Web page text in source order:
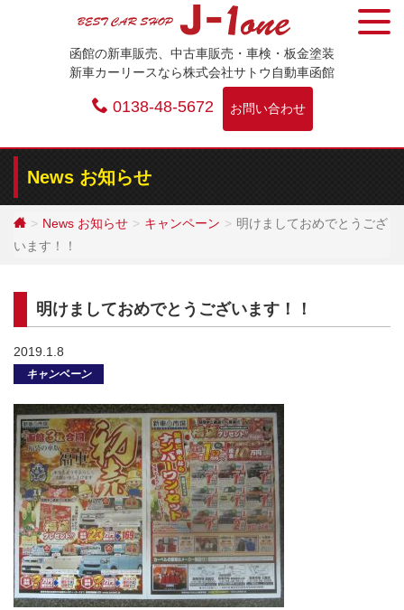
函館の新車販売、中古車販売・車検・板金塗装
新車カーリースなら株式会社サトウ自動車函館
0138-48-5672 お問い合わせ
News お知らせ
News お知らせ キャンペーン
明けましておめでとうござ
います！！
明けましておめでとうございます！！
2019.1.8
キャンペーン